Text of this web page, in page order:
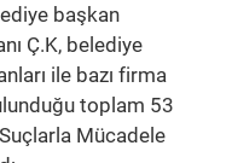
başkan
Ç.K, belediye
ile bazı firma
toplam 53
Mücadele